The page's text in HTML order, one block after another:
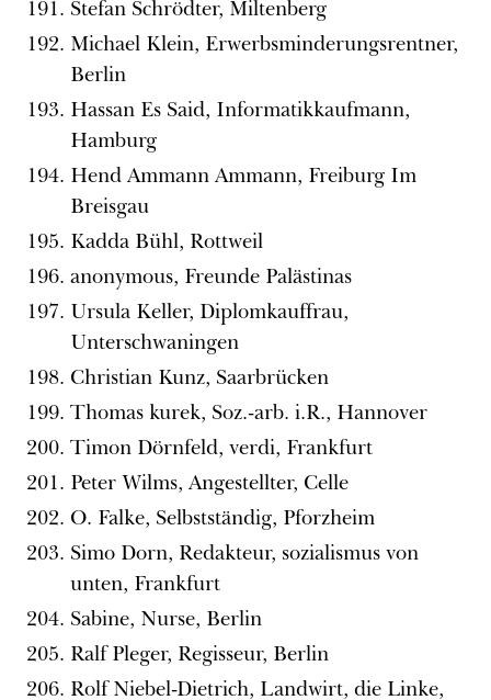
Stefan Schrödter, Miltenberg
Michael Klein, Erwerbsminderungsrentner,
Berlin
Hassan Es Said, Informatikkaufmann,
Hamburg
Hend Ammann Ammann, Freiburg Im
Breisgau
Kadda Bühl, Rottweil
anonymous, Freunde Palästinas
Ursula Keller, Diplomkauffrau,
Unterschwaningen
Christian Kunz, Saarbrücken
Thomas kurek, Soz.-arb. i.R., Hannover
Timon Dörnfeld, verdi, Frankfurt
Peter Wilms, Angestellter, Celle
O. Falke, Selbstständig, Pforzheim
Simo Dorn, Redakteur, sozialismus von
unten, Frankfurt
Sabine, Nurse, Berlin
Ralf Pleger, Regisseur, Berlin
Rolf Niebel-Dietrich, Landwirt, die Linke,